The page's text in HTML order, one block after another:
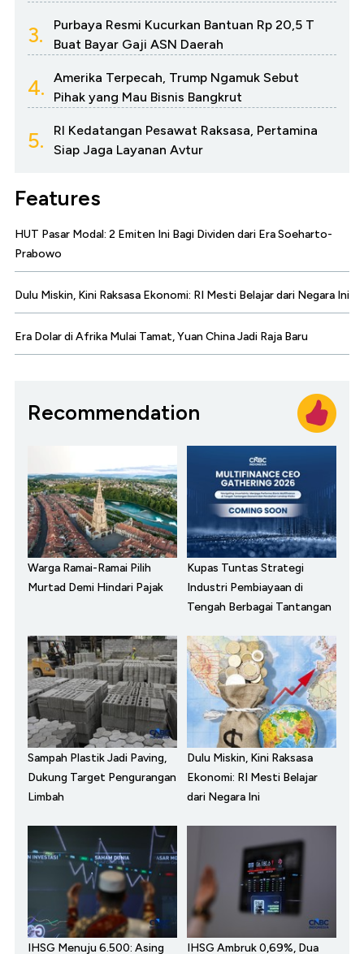
3.
Purbaya Resmi Kucurkan Bantuan Rp 20,5 T
Buat Bayar Gaji ASN Daerah
4.
Amerika Terpecah, Trump Ngamuk Sebut
Pihak yang Mau Bisnis Bangkrut
5.
RI Kedatangan Pesawat Raksasa, Pertamina
Siap Jaga Layanan Avtur
Features
HUT Pasar Modal: 2 Emiten Ini Bagi Dividen dari Era Soeharto-
Prabowo
Dulu Miskin, Kini Raksasa Ekonomi: RI Mesti Belajar dari Negara Ini
Era Dolar di Afrika Mulai Tamat, Yuan China Jadi Raja Baru
Recommendation
Warga Ramai-Ramai Pilih
Murtad Demi Hindari Pajak
Kupas Tuntas Strategi
Industri Pembiayaan di
Tengah Berbagai Tantangan
Sampah Plastik Jadi Paving,
Dukung Target Pengurangan
Limbah
Dulu Miskin, Kini Raksasa
Ekonomi: RI Mesti Belajar
dari Negara Ini
IHSG Menuju 6.500: Asing
IHSG Ambruk 0,69%, Dua